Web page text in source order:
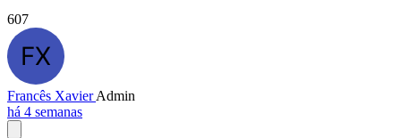
607
Francês XavierAdmin
há 4 semanas